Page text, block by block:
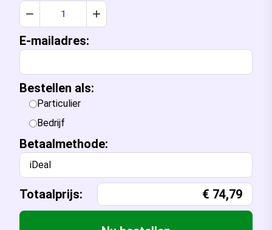
Verlaag aantal met 1Verhoog aantal met 1
E-mailadres:
Bestellen als:
Particulier
Bedrijf
Betaalmethode:
iDeal
Totaalprijs: € 74,79